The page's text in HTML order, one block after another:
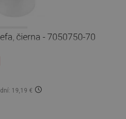
čierna - 7050750-70
19,19 €